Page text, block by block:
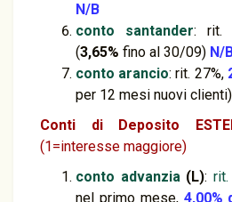
N/B
conto santander: rit.
(3,65% fino al 30/09) N/
conto arancio: rit. 27%,
per 12 mesi nuovi
Conti di Deposito
(1=interesse maggiore)
conto advanzia (L):rit.
nel primo mese, 4,00%